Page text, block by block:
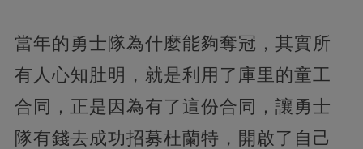
當年的勇士隊為什麼能夠奪冠，其實所
有人心知肚明，就是利用了庫里的童工
合同，正是因為有了這份合同，讓勇士
隊有錢去成功招募杜蘭特，開啟了自己